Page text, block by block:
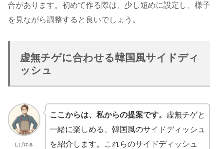
合があります。初めて作る際は、少し短めに設定し、様子
を見ながら調整すると良いでしょう。
虚無チゲに合わせる韓国風サイドディ
ッシュ
しげゆき
ここからは、私からの提案です。
虚無チゲと
一緒に楽しめる、韓国風のサイドディッシュ
を紹介します。これらのサイドディッシュ